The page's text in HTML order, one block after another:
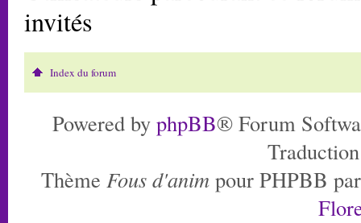
invités
Index du forum
Powered by phpBB® Forum
Thème Fous d'anim pour PHPBB